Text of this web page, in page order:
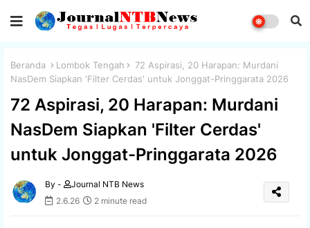
Beranda Lombok Tengah
72 Aspirasi, 20 Harapan: Murdani
NasDem Siapkan 'Filter Cerdas' untuk Jonggat-Pringgarata 2026
72 Aspirasi, 20 Harapan: Murdani
NasDem Siapkan 'Filter Cerdas'
untuk Jonggat-Pringgarata 2026
By -
Journal NTB News
2.6.26
2 minute read